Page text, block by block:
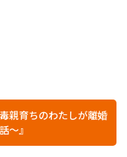
親育ちのわたしが離婚
～』